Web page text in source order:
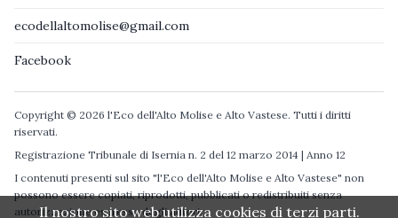
ecodellaltomolise@gmail.com
Facebook
Copyright © 2026 l'Eco dell'Alto Molise e Alto Vastese. Tutti i diritti
riservati.
Registrazione Tribunale di Isernia n. 2 del 12 marzo 2014 | Anno 12
I contenuti presenti sul sito "l'Eco dell'Alto Molise e Alto Vastese" non
possono essere copiati, riprodotti, pubblicati o redistribuiti senza
autorizzazione espressa degli autori.
Il nostro sito web utilizza cookies di terzi parti.